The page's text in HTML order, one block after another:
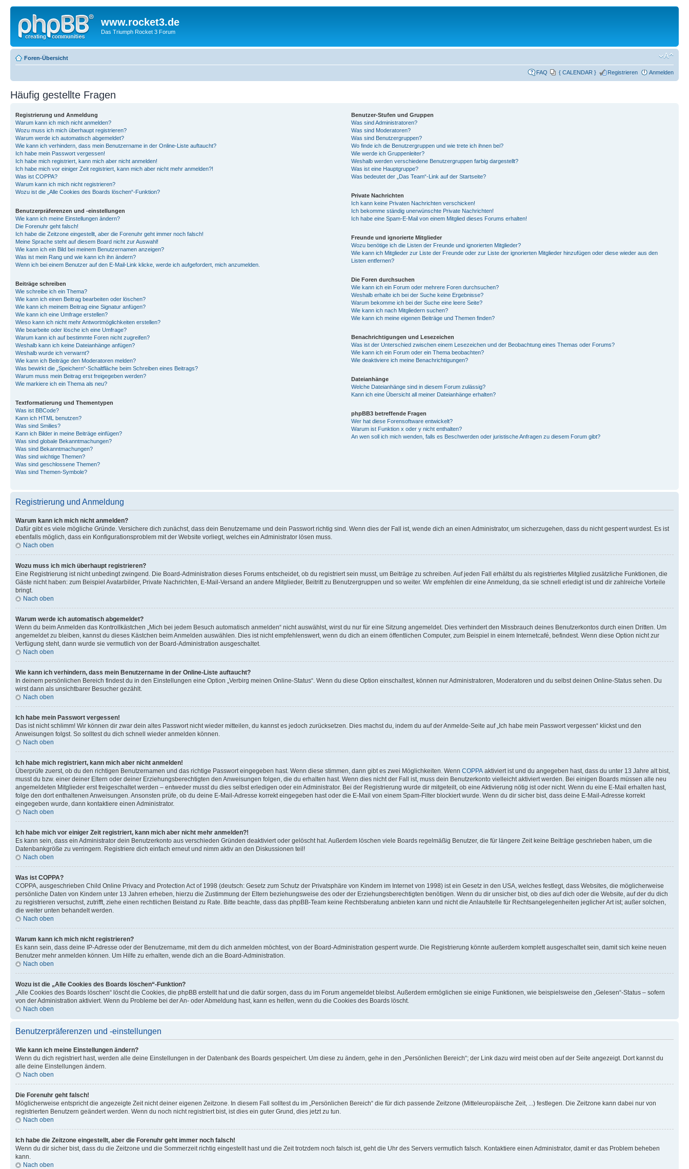
www.rocket3.de
Das Triumph Rocket 3 Forum
Foren-Übersicht
FAQ { CALENDAR } Registrieren Anmelden
Häufig gestellte Fragen
Registrierung und Anmeldung
Warum kann ich mich nicht anmelden?
Wozu muss ich mich überhaupt registrieren?
Warum werde ich automatisch abgemeldet?
Wie kann ich verhindern, dass mein Benutzername in der Online-Liste auftaucht?
Ich habe mein Passwort vergessen!
Ich habe mich registriert, kann mich aber nicht anmelden!
Ich habe mich vor einiger Zeit registriert, kann mich aber nicht mehr anmelden?!
Was ist COPPA?
Warum kann ich mich nicht registrieren?
Wozu ist die „Alle Cookies des Boards löschen“-Funktion?
Benutzerpräferenzen und -einstellungen
Wie kann ich meine Einstellungen ändern?
Die Forenuhr geht falsch!
Ich habe die Zeitzone eingestellt, aber die Forenuhr geht immer noch falsch!
Meine Sprache steht auf diesem Board nicht zur Auswahl!
Wie kann ich ein Bild bei meinem Benutzernamen anzeigen?
Was ist mein Rang und wie kann ich ihn ändern?
Wenn ich bei einem Benutzer auf den E-Mail-Link klicke, werde ich aufgefordert, mich anzumelden.
Beiträge schreiben
Wie schreibe ich ein Thema?
Wie kann ich einen Beitrag bearbeiten oder löschen?
Wie kann ich meinem Beitrag eine Signatur anfügen?
Wie kann ich eine Umfrage erstellen?
Wieso kann ich nicht mehr Antwortmöglichkeiten erstellen?
Wie bearbeite oder lösche ich eine Umfrage?
Warum kann ich auf bestimmte Foren nicht zugreifen?
Weshalb kann ich keine Dateianhänge anfügen?
Weshalb wurde ich verwarnt?
Wie kann ich Beiträge den Moderatoren melden?
Was bewirkt die „Speichern“-Schaltfläche beim Schreiben eines Beitrags?
Warum muss mein Beitrag erst freigegeben werden?
Wie markiere ich ein Thema als neu?
Textformatierung und Thementypen
Was ist BBCode?
Kann ich HTML benutzen?
Was sind Smilies?
Kann ich Bilder in meine Beiträge einfügen?
Was sind globale Bekanntmachungen?
Was sind Bekanntmachungen?
Was sind wichtige Themen?
Was sind geschlossene Themen?
Was sind Themen-Symbole?
Benutzer-Stufen und Gruppen
Was sind Administratoren?
Was sind Moderatoren?
Was sind Benutzergruppen?
Wo finde ich die Benutzergruppen und wie trete ich ihnen bei?
Wie werde ich Gruppenleiter?
Weshalb werden verschiedene Benutzergruppen farbig dargestellt?
Was ist eine Hauptgruppe?
Was bedeutet der „Das Team“-Link auf der Startseite?
Private Nachrichten
Ich kann keine Privaten Nachrichten verschicken!
Ich bekomme ständig unerwünschte Private Nachrichten!
Ich habe eine Spam-E-Mail von einem Mitglied dieses Forums erhalten!
Freunde und ignorierte Mitglieder
Wozu benötige ich die Listen der Freunde und ignorierten Mitglieder?
Wie kann ich Mitglieder zur Liste der Freunde oder zur Liste der ignorierten Mitglieder hinzufügen oder diese wieder aus den
Listen entfernen?
Die Foren durchsuchen
Wie kann ich ein Forum oder mehrere Foren durchsuchen?
Weshalb erhalte ich bei der Suche keine Ergebnisse?
Warum bekomme ich bei der Suche eine leere Seite?
Wie kann ich nach Mitgliedern suchen?
Wie kann ich meine eigenen Beiträge und Themen finden?
Benachrichtigungen und Lesezeichen
Was ist der Unterschied zwischen einem Lesezeichen und der Beobachtung eines Themas oder Forums?
Wie kann ich ein Forum oder ein Thema beobachten?
Wie deaktiviere ich meine Benachrichtigungen?
Dateianhänge
Welche Dateianhänge sind in diesem Forum zulässig?
Kann ich eine Übersicht all meiner Dateianhänge erhalten?
phpBB3 betreffende Fragen
Wer hat diese Forensoftware entwickelt?
Warum ist Funktion x oder y nicht enthalten?
An wen soll ich mich wenden, falls es Beschwerden oder juristische Anfragen zu diesem Forum gibt?
Registrierung und Anmeldung
Warum kann ich mich nicht anmelden?
Dafür gibt es viele mögliche Gründe. Versichere dich zunächst, dass dein Benutzername und dein Passwort richtig sind. Wenn dies der Fall ist, wende dich an einen Administrator, um sicherzugehen, dass du nicht gesperrt wurdest. Es ist
ebenfalls möglich, dass ein Konfigurationsproblem mit der Website vorliegt, welches ein Administrator lösen muss.
Nach oben
Wozu muss ich mich überhaupt registrieren?
Eine Registrierung ist nicht unbedingt zwingend. Die Board-Administration dieses Forums entscheidet, ob du registriert sein musst, um Beiträge zu schreiben. Auf jeden Fall erhältst du als registriertes Mitglied zusätzliche Funktionen, die
Gäste nicht haben: zum Beispiel Avatarbilder, Private Nachrichten, E-Mail-Versand an andere Mitglieder, Beitritt zu Benutzergruppen und so weiter. Wir empfehlen dir eine Anmeldung, da sie schnell erledigt ist und dir zahlreiche Vorteile
bringt.
Nach oben
Warum werde ich automatisch abgemeldet?
Wenn du beim Anmelden das Kontrollkästchen „Mich bei jedem Besuch automatisch anmelden“ nicht auswählst, wirst du nur für eine Sitzung angemeldet. Dies verhindert den Missbrauch deines Benutzerkontos durch einen Dritten. Um
angemeldet zu bleiben, kannst du dieses Kästchen beim Anmelden auswählen. Dies ist nicht empfehlenswert, wenn du dich an einem öffentlichen Computer, zum Beispiel in einem Internetcafé, befindest. Wenn diese Option nicht zur
Verfügung steht, dann wurde sie vermutlich von der Board-Administration ausgeschaltet.
Nach oben
Wie kann ich verhindern, dass mein Benutzername in der Online-Liste auftaucht?
In deinem persönlichen Bereich findest du in den Einstellungen eine Option „Verbirg meinen Online-Status“. Wenn du diese Option einschaltest, können nur Administratoren, Moderatoren und du selbst deinen Online-Status sehen. Du
wirst dann als unsichtbarer Besucher gezählt.
Nach oben
Ich habe mein Passwort vergessen!
Das ist nicht schlimm! Wir können dir zwar dein altes Passwort nicht wieder mitteilen, du kannst es jedoch zurücksetzen. Dies machst du, indem du auf der Anmelde-Seite auf „Ich habe mein Passwort vergessen“ klickst und den
Anweisungen folgst. So solltest du dich schnell wieder anmelden können.
Nach oben
Ich habe mich registriert, kann mich aber nicht anmelden!
Überprüfe zuerst, ob du den richtigen Benutzernamen und das richtige Passwort eingegeben hast. Wenn diese stimmen, dann gibt es zwei Möglichkeiten. Wenn COPPA aktiviert ist und du angegeben hast, dass du unter 13 Jahre alt bist,
musst du bzw. einer deiner Eltern oder deiner Erziehungsberechtigten den Anweisungen folgen, die du erhalten hast. Wenn dies nicht der Fall ist, muss dein Benutzerkonto vielleicht aktiviert werden. Bei einigen Boards müssen alle neu
angemeldeten Mitglieder erst freigeschaltet werden – entweder musst du dies selbst erledigen oder ein Administrator. Bei der Registrierung wurde dir mitgeteilt, ob eine Aktivierung nötig ist oder nicht. Wenn du eine E-Mail erhalten hast,
folge den dort enthaltenen Anweisungen. Ansonsten prüfe, ob du deine E-Mail-Adresse korrekt eingegeben hast oder die E-Mail von einem Spam-Filter blockiert wurde. Wenn du dir sicher bist, dass deine E-Mail-Adresse korrekt
eingegeben wurde, dann kontaktiere einen Administrator.
Nach oben
Ich habe mich vor einiger Zeit registriert, kann mich aber nicht mehr anmelden?!
Es kann sein, dass ein Administrator dein Benutzerkonto aus verschieden Gründen deaktiviert oder gelöscht hat. Außerdem löschen viele Boards regelmäßig Benutzer, die für längere Zeit keine Beiträge geschrieben haben, um die
Datenbankgröße zu verringern. Registriere dich einfach erneut und nimm aktiv an den Diskussionen teil!
Nach oben
Was ist COPPA?
COPPA, ausgeschrieben Child Online Privacy and Protection Act of 1998 (deutsch: Gesetz zum Schutz der Privatsphäre von Kindern im Internet von 1998) ist ein Gesetz in den USA, welches festlegt, dass Websites, die möglicherweise
persönliche Daten von Kindern unter 13 Jahren erheben, hierzu die Zustimmung der Eltern beziehungsweise des oder der Erziehungsberechtigten benötigen. Wenn du dir unsicher bist, ob dies auf dich oder die Website, auf der du dich
zu registrieren versuchst, zutrifft, ziehe einen rechtlichen Beistand zu Rate. Bitte beachte, dass das phpBB-Team keine Rechtsberatung anbieten kann und nicht die Anlaufstelle für Rechtsangelegenheiten jeglicher Art ist; außer solchen,
die weiter unten behandelt werden.
Nach oben
Warum kann ich mich nicht registrieren?
Es kann sein, dass deine IP-Adresse oder der Benutzername, mit dem du dich anmelden möchtest, von der Board-Administration gesperrt wurde. Die Registrierung könnte außerdem komplett ausgeschaltet sein, damit sich keine neuen
Benutzer mehr anmelden können. Um Hilfe zu erhalten, wende dich an die Board-Administration.
Nach oben
Wozu ist die „Alle Cookies des Boards löschen“-Funktion?
„Alle Cookies des Boards löschen“ löscht die Cookies, die phpBB erstellt hat und die dafür sorgen, dass du im Forum angemeldet bleibst. Außerdem ermöglichen sie einige Funktionen, wie beispielsweise den „Gelesen“-Status – sofern
von der Administration aktiviert. Wenn du Probleme bei der An- oder Abmeldung hast, kann es helfen, wenn du die Cookies des Boards löscht.
Nach oben
Benutzerpräferenzen und -einstellungen
Wie kann ich meine Einstellungen ändern?
Wenn du dich registriert hast, werden alle deine Einstellungen in der Datenbank des Boards gespeichert. Um diese zu ändern, gehe in den „Persönlichen Bereich“; der Link dazu wird meist oben auf der Seite angezeigt. Dort kannst du
alle deine Einstellungen ändern.
Nach oben
Die Forenuhr geht falsch!
Möglicherweise entspricht die angezeigte Zeit nicht deiner eigenen Zeitzone. In diesem Fall solltest du im „Persönlichen Bereich“ die für dich passende Zeitzone (Mitteleuropäische Zeit, ...) festlegen. Die Zeitzone kann dabei nur von
registrierten Benutzern geändert werden. Wenn du noch nicht registriert bist, ist dies ein guter Grund, dies jetzt zu tun.
Nach oben
Ich habe die Zeitzone eingestellt, aber die Forenuhr geht immer noch falsch!
Wenn du dir sicher bist, dass du die Zeitzone und die Sommerzeit richtig eingestellt hast und die Zeit trotzdem noch falsch ist, geht die Uhr des Servers vermutlich falsch. Kontaktiere einen Administrator, damit er das Problem beheben
kann.
Nach oben